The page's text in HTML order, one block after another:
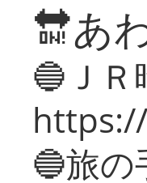
🔛あ
🔵ＪＲ
🔵旅の